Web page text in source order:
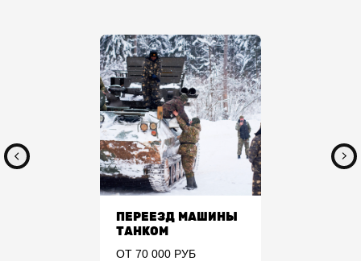
ПЕРЕЕЗД МАШИНЫ
ТАНКОМ
ОТ 70 000 РУБ